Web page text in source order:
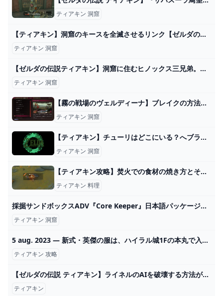
ティアキン 洞窟
【ティアキン】洞窟のキースを全滅させるリンク【ゼルダの伝説 ティアーズ オブ ザ キングダム】 - YouTube
ティアキン 洞窟
【ゼルダの伝説ティアキン】洞窟に住むヒノックス三兄弟。レイクサイド馬宿・ゲルドキャニオン馬宿・平原外れの馬宿攻略（洞窟の巨人三兄弟、封じられた井戸、馬番の願いごと） Part97 - YouTube
ティアキン 洞窟
【霧の戦場のヴェルディーナ】ブレイクの方法と有効活用の仕方│KOUs gameplay guide
ティアキン 洞窟
【ティアキン】チューリはどこにいる？へブラ山南岳洞窟の場所など【ゼルダの伝説 ティアーズオブザキングダム】 – ぶこもり
ティアキン 洞窟
【ティアキン攻略】焚火での食材の焼き方とその効果【ゼルダ ティアーズオブザキングダム】│KOUs gameplay guide
ティアキン 料理
採掘サンドボックスADV『Core Keeper』日本語パッケージ版2024年夏発売―PS4/PS5/スイッチ向けに Game*Spark - 国内・海外ゲーム情報サイト
ティアキン 洞窟
5 aug. 2023 — 新式・英傑の服は、ハイラル城1Fの本丸で入手できます。 2024
ティアキン 攻略
【ゼルダの伝説 ティアキン】ライネルのAIを破壊する方法が発見されました。闘技場5連戦も余裕です。 バグ ティアーズオブザキングダム Totk - YouTube
ティアキン